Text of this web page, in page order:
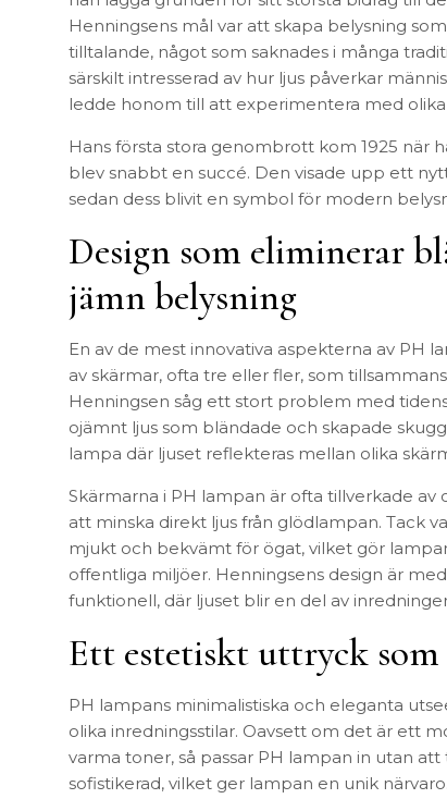
Mediabänkar
Skåp & Vitrin
Stringhylla
Vägghyllor
Speglar
Trädgård
Vaser & Krukor
SOVRUM
Sängbord
Kuddar & täcken
Sängar &
Henningsens mål var att skapa belysning
tilltalande, något som saknades i många
särskilt intresserad av hur ljus påverkar
ledde honom till att experimentera med
Hans första stora genombrott kom 1925 när
blev snabbt en succé. Den visade upp ett
sedan dess blivit en symbol för modern
Design som eliminerar
jämn belysning
En av de mest innovativa aspekterna av PH
av skärmar, ofta tre eller fler, som
Henningsen såg ett stort problem med
ojämnt ljus som bländade och skapade
lampa där ljuset reflekteras mellan olika
Skärmarna i PH lampan är ofta tillverkade
att minska direkt ljus från glödlampan. Tack
mjukt och bekvämt för ögat, vilket gör
offentliga miljöer. Henningsens design är
funktionell, där ljuset blir en del av
Ett estetiskt uttryck
PH lampans minimalistiska och eleganta
olika inredningsstilar. Oavsett om det är ett
varma toner, så passar PH lampan in utan
sofistikerad, vilket ger lampan en unik närvaro.